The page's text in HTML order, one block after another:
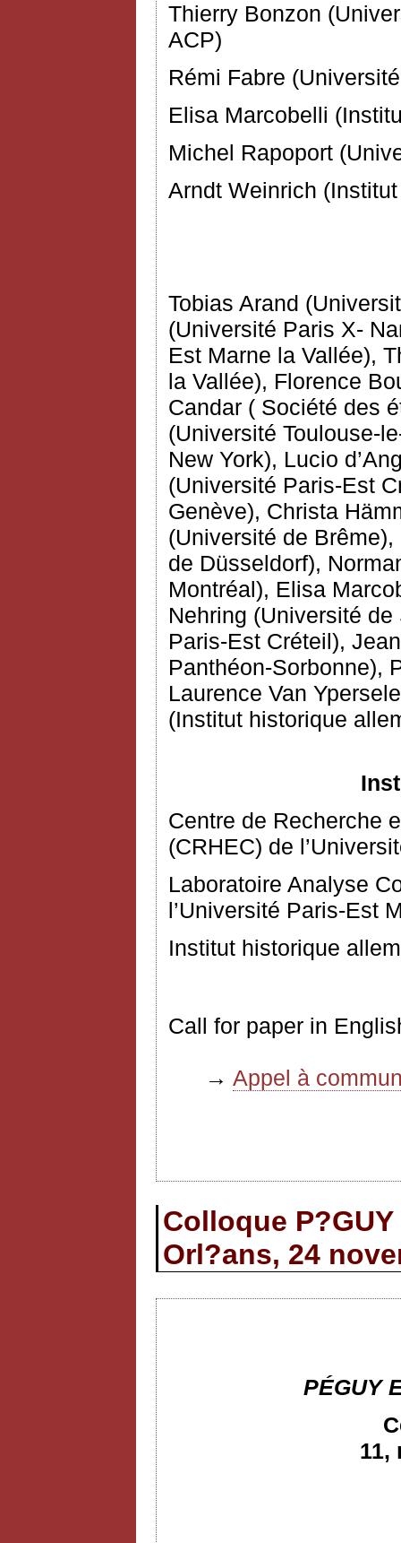
Thierry Bonzon
ACP)
Rémi Fabre
Elisa Marcobelli
Michel Rapoport
Arndt Weinrich
Tobias Arand
(Université Paris X-
Est Marne la Vallée),
la Vallée), Florence
Candar ( Société des
(Université Toulouse-
New York), Lucio
(Université Paris-Est
Genève), Christa
(Université de
de Düsseldorf),
Montréal), Elisa
Nehring (Université
Paris-Est Créteil),
Panthéon-Sorbonne),
Laurence Van
(Institut historique
Centre de Recherche
(CRHEC) de
Laboratoire Analyse
l’Université Paris-Est
Institut historique
Call for paper in
→ Appel à
Colloque P?GUY
Orl?ans, 24
PÉGUY
11,